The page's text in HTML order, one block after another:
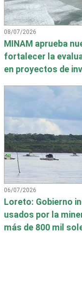
08/07/2026
MINAM aprueba
fortalecer la
en proyectos de
06/07/2026
Loreto: Gobierno
usados por la
más de 800 mil